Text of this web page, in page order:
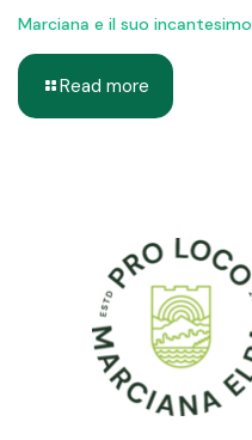
Marciana e il suo incantesimo
Read more